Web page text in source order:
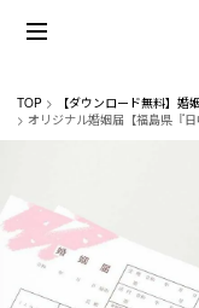
TOP 【ダウンロード無料】婚
オリジナル婚姻届【福島県『